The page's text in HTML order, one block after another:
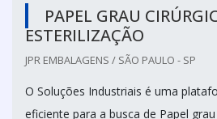
PAPEL GRAU
ESTERILIZAÇÃO
JPR EMBALAGENS / SÃO PAULO - SP
O Soluções Industriais é uma
eficiente para a busca de Papel